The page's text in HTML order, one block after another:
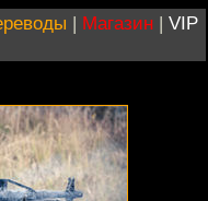
| Магазин | VIP